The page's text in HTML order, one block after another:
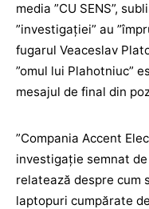
media ”CU SENS”,
”investigației” au
fugarul Veaceslav
”omul lui Plahotniuc”
mesajul de final din
”Compania Accent
investigație semnat de
relatează despre cum
laptopuri cumpărate